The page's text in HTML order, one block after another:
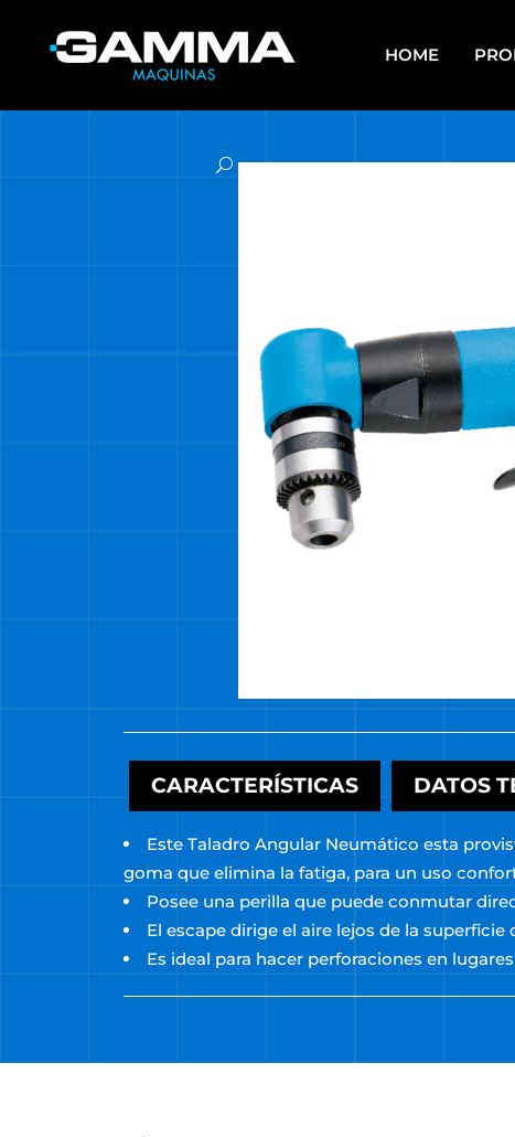
HOME
APAREJOS
CARROS MULTIUSO
COMPRESORES
ELECTROBOMBAS DE AGUA
MULTI
CARACTERÍSTICAS DATOS
Este Taladro Angular Neumático esta
goma que elimina la fatiga, para un uso
Posee una perilla que puede conmutar
El escape dirige el aire lejos de la superficie
Es ideal para hacer perforaciones en